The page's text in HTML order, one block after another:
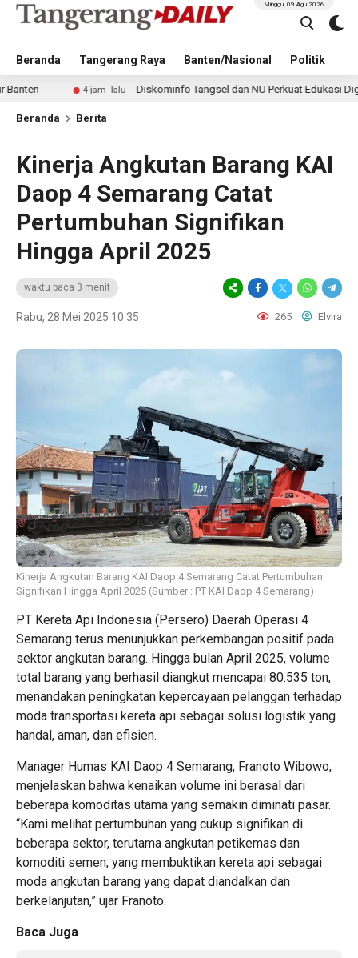
Beranda Tangerang Raya Banten/Nasional Politik
Minggu, 09 Agu 2026
4 jam lalu Diskominfo Tangsel dan NU Perkuat Edukasi Digital untuk
Beranda Berita
Kinerja Angkutan Barang KAI
Daop 4 Semarang Catat
Pertumbuhan Signifikan
Hingga April 2025
waktu baca 3 menit
Rabu, 28 Mei 2025 10:35 265 Elvira
Kinerja Angkutan Barang KAI Daop 4 Semarang Catat Pertumbuhan
Signifikan Hingga April 2025 (Sumber : PT KAI Daop 4 Semarang)
PT Kereta Api Indonesia (Persero) Daerah Operasi 4
Semarang terus menunjukkan perkembangan positif pada
sektor angkutan barang. Hingga bulan April 2025, volume
total barang yang berhasil diangkut mencapai 80.535 ton,
menandakan peningkatan kepercayaan pelanggan terhadap
moda transportasi kereta api sebagai solusi logistik yang
handal, aman, dan efisien.
Manager Humas KAI Daop 4 Semarang, Franoto Wibowo,
menjelaskan bahwa kenaikan volume ini berasal dari
beberapa komoditas utama yang semakin diminati pasar.
“Kami melihat pertumbuhan yang cukup signifikan di
beberapa sektor, terutama angkutan petikemas dan
komoditi semen, yang membuktikan kereta api sebagai
moda angkutan barang yang dapat diandalkan dan
berkelanjutan,” ujar Franoto.
Baca Juga